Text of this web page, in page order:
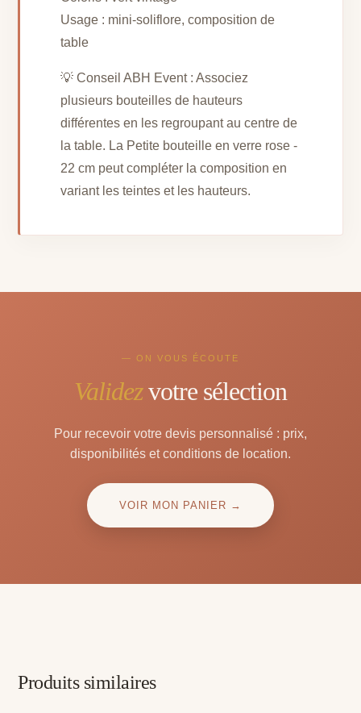
Usage : mini-soliflore, composition de
table
💡 Conseil ABH Event : Associez
plusieurs bouteilles de hauteurs
différentes en les regroupant au centre de
la table. La Petite bouteille en verre rose -
22 cm peut compléter la composition en
variant les teintes et les hauteurs.
— ON VOUS ÉCOUTE
Validezvotre sélection
Pour recevoir votre devis personnalisé : prix,
disponibilités et conditions de location.
VOIR MON PANIER →
Produits similaires